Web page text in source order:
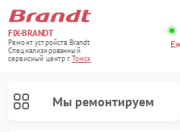
FIX-BRANDT
Ремонт устройств Brandt
Специализированный
cервисный центр г.Томск
Мы ремонтируем